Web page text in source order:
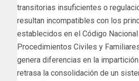
transitorias insuficientes o
resultan incompatibles con los
establecidos en el Código
Procedimientos Civiles y
genera diferencias en la
retrasa la consolidación de un